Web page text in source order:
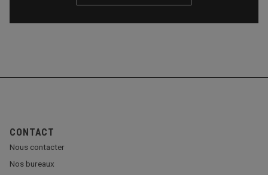
CONTACT
Nous contacter
Nos bureaux